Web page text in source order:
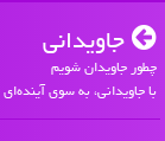
جاویدانی
چطور جاویدان شویم
با جاویدانی، به سوی